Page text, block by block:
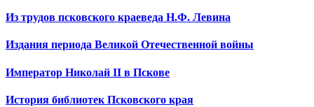
Из трудов псковского краеведа Н.Ф. Левина
Издания периода Великой Отечественной войны
Император Николай II в Пскове
История библиотек Псковского края